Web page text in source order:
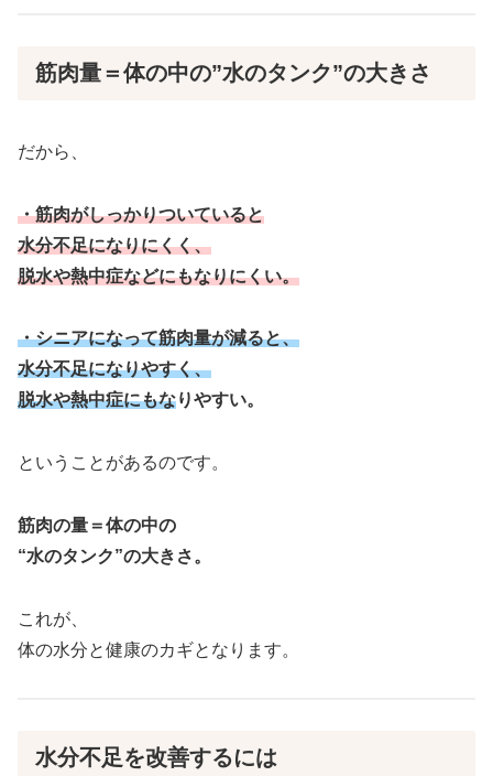
筋肉量＝体の中の”水のタンク”の大きさ
だから、
・筋肉がしっかりついていると
水分不足になりにくく、
脱水や熱中症などにもなりにくい。
・シニアになって筋肉量が減ると、
水分不足になりやすく、
脱水や熱中症にもなりやすい。
ということがあるのです。
筋肉の量＝体の中の
“水のタンク”の大きさ。
これが、
体の水分と健康のカギとなります。
水分不足を改善するには